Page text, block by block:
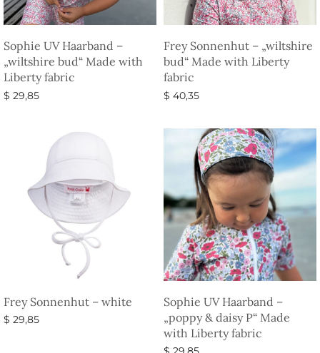
Sophie UV Haarband –
„wiltshire bud“ Made with
Liberty fabric
$ 29,85
Frey Sonnenhut – „wiltshire
bud“ Made with Liberty
fabric
$ 40,35
Frey Sonnenhut – white
$ 29,85
Sophie UV Haarband –
„poppy & daisy P“ Made
with Liberty fabric